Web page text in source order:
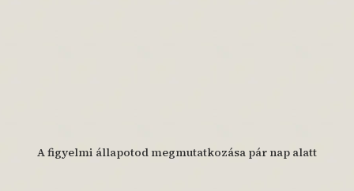
A figyelmi állapotod megmutatkozása pár nap alatt